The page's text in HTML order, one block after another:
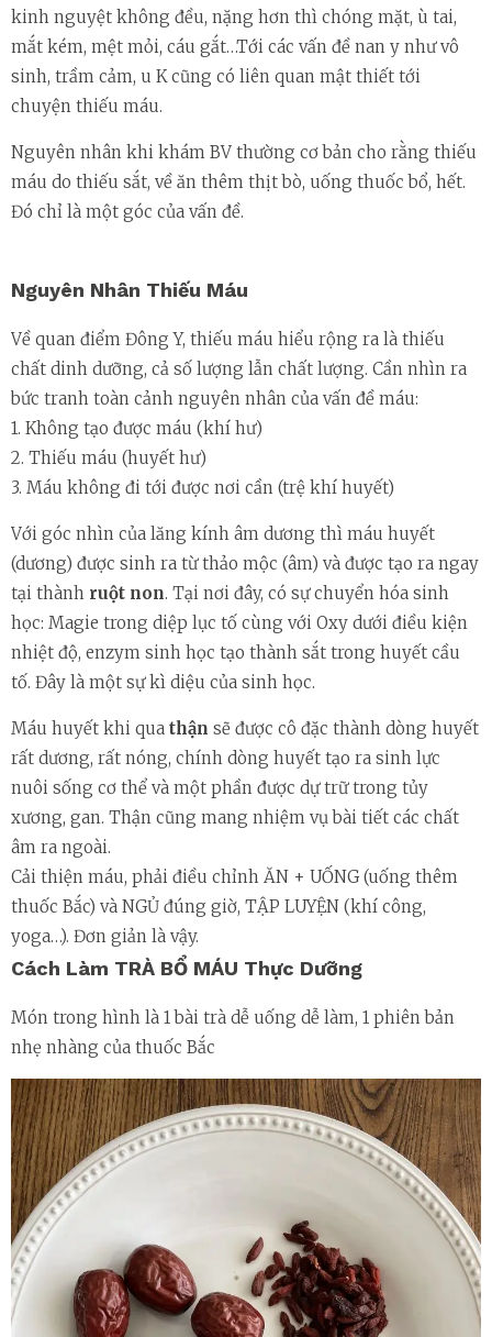
kinh nguyệt không đều, nặng hơn thì chóng mặt, ù tai,
mắt kém, mệt mỏi, cáu gắt…Tới các vấn đề nan y như vô
sinh, trầm cảm, u K cũng có liên quan mật thiết tới
chuyện thiếu máu.
Nguyên nhân khi khám BV thường cơ bản cho rằng thiếu
máu do thiếu sắt, về ăn thêm thịt bò, uống thuốc bổ, hết.
Đó chỉ là một góc của vấn đề.
Nguyên Nhân Thiếu Máu
Về quan điểm Đông Y, thiếu máu hiểu rộng ra là thiếu
chất dinh dưỡng, cả số lượng lẫn chất lượng. Cần nhìn ra
bức tranh toàn cảnh nguyên nhân của vấn đề máu:
1. Không tạo được máu (khí hư)
2. Thiếu máu (huyết hư)
3. Máu không đi tới được nơi cần (trệ khí huyết)
Với góc nhìn của lăng kính âm dương thì máu huyết
(dương) được sinh ra từ thảo mộc (âm) và được tạo ra ngay
tại thành ruột non. Tại nơi đây, có sự chuyển hóa sinh
học: Magie trong diệp lục tố cùng với Oxy dưới điều kiện
nhiệt độ, enzym sinh học tạo thành sắt trong huyết cầu
tố. Đây là một sự kì diệu của sinh học.
Máu huyết khi qua thận sẽ được cô đặc thành dòng huyết
rất dương, rất nóng, chính dòng huyết tạo ra sinh lực
nuôi sống cơ thể và một phần được dự trữ trong tủy
xương, gan. Thận cũng mang nhiệm vụ bài tiết các chất
âm ra ngoài.
Cải thiện máu, phải điều chỉnh ĂN + UỐNG (uống thêm
thuốc Bắc) và NGỦ đúng giờ, TẬP LUYỆN (khí công,
yoga…). Đơn giản là vậy.
Cách Làm TRÀ BỔ MÁU Thực Dưỡng
Món trong hình là 1 bài trà dễ uống dễ làm, 1 phiên bản
nhẹ nhàng của thuốc Bắc